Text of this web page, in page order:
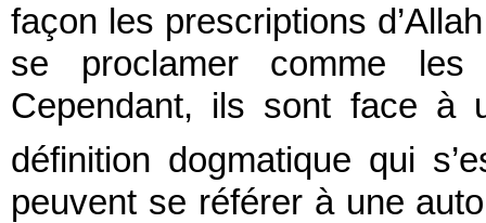
façon les prescriptions
se proclamer comme
Cependant, ils sont face à
définition dogmatique qui
peuvent se référer à une